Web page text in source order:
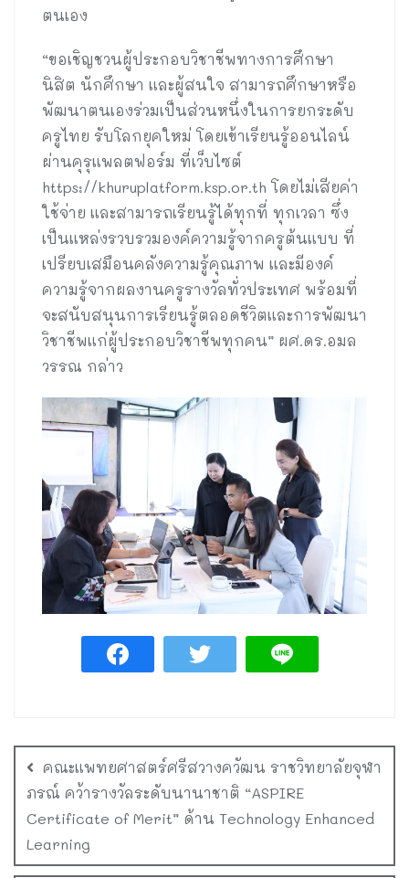
ตนเอง
“ขอเชิญชวนผู้ประกอบวิชาชีพทางการศึกษา
นิสิต นักศึกษา และผู้สนใจ สามารถศึกษาหรือ
พัฒนาตนเองร่วมเป็นส่วนหนึ่งในการยกระดับ
ครูไทย รับโลกยุคใหม่ โดยเข้าเรียนรู้ออนไลน์
ผ่านคุรุแพลตฟอร์ม ที่เว็บไซต์
https://khuruplatform.ksp.or.th โดยไม่เสียค่า
ใช้จ่าย และสามารถเรียนรู้ได้ทุกที่ ทุกเวลา ซึ่ง
เป็นแหล่งรวบรวมองค์ความรู้จากครูต้นแบบ ที่
เปรียบเสมือนคลังความรู้คุณภาพ และมีองค์
ความรู้จากผลงานครูรางวัลทั่วประเทศ พร้อมที่
จะสนับสนุนการเรียนรู้ตลอดชีวิตและการพัฒนา
วิชาชีพแก่ผู้ประกอบวิชาชีพทุกคน” ผศ.ดร.อมล
วรรณ กล่าว
คณะแพทยศาสตร์ศรีสวางควัฒน ราชวิทยาลัยจุฬา
ภรณ์ คว้ารางวัลระดับนานาชาติ “ASPIRE
Certificate of Merit” ด้าน Technology Enhanced
Learning